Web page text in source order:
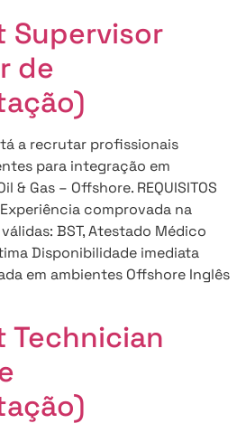
Supervisor
de
a recrutar profissionais
para integração em
& Gas – Offshore. REQUISITOS
comprovada na
BST, Atestado Médico
Disponibilidade imediata
em ambientes Offshore Inglês
Technician